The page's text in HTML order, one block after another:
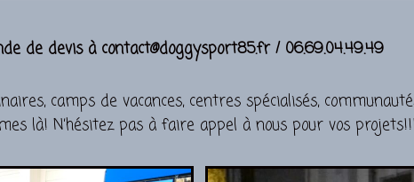
de devis à contact@doggysport85.fr / 06.69.04.49.49
camps de vacances, centres spécialisés,
là! N’hésitez pas à faire appel à nous pour vos